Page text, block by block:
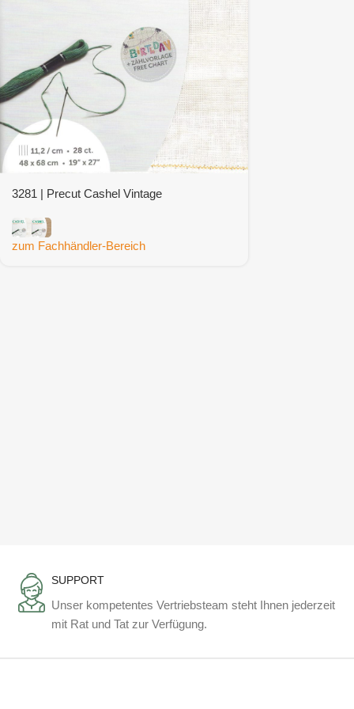
3281 | Precut Cashel Vintage
zum Fachhändler-Bereich
SUPPORT
Unser kompetentes Vertriebsteam steht Ihnen jederzeit
mit Rat und Tat zur Verfügung.